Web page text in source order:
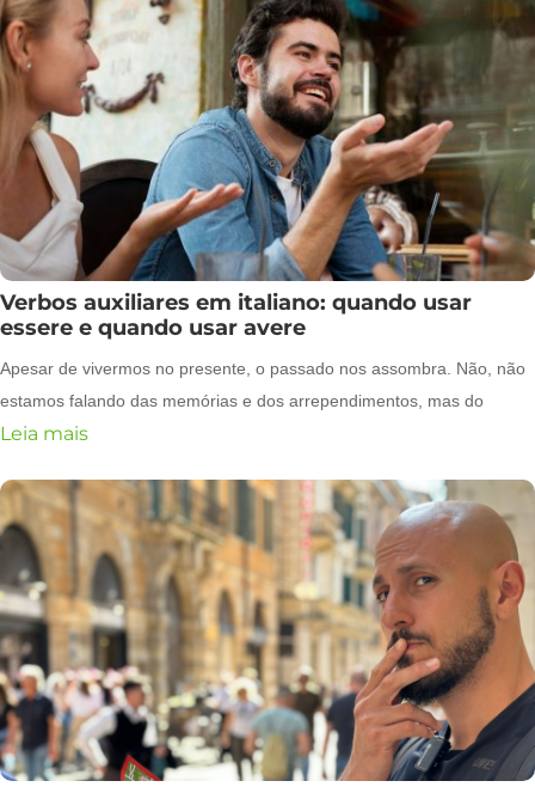
Verbos auxiliares em italiano: quando usar
essere e quando usar avere
Apesar de vivermos no presente, o passado nos assombra. Não, não
estamos falando das memórias e dos arrependimentos, mas do
Leia mais